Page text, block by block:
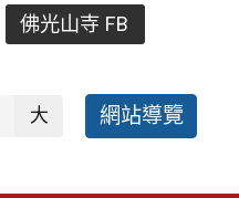
佛光山寺 FB
大 網站導覽